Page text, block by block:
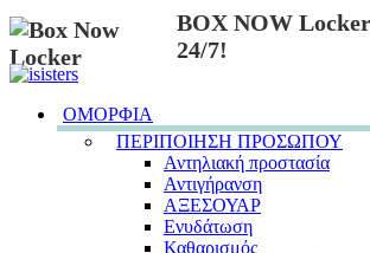
BOX NOW
24/7!
ΟΜΟΡΦΙΑ
ΠΕΡΙΠΟΙΗΣΗ ΠΡΟΣΩΠΟΥ
Αντηλιακή προστασία
Αντιγήρανση
ΑΞΕΣΟΥΑΡ
Ενυδάτωση
Καθαρισμός